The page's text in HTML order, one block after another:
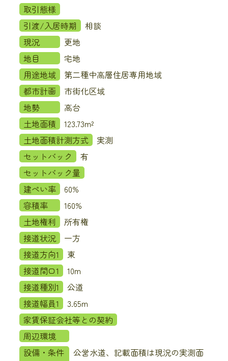
取引態様
引渡/入居時期
相談
現況
更地
地目
宅地
用途地域
第二種中高層住居専用地域
都市計画
市街化区域
地勢
高台
土地面積
123.73m²
土地面積計測方式
実測
セットバック
有
セットバック量
建ぺい率
60%
容積率
160%
土地権利
所有権
接道状況
一方
接道方向1
東
接道間口1
10m
接道種別1
公道
接道幅員1
3.65m
家賃保証会社等との契約
周辺環境
設備・条件
公営水道、記載面積は現況の実測面